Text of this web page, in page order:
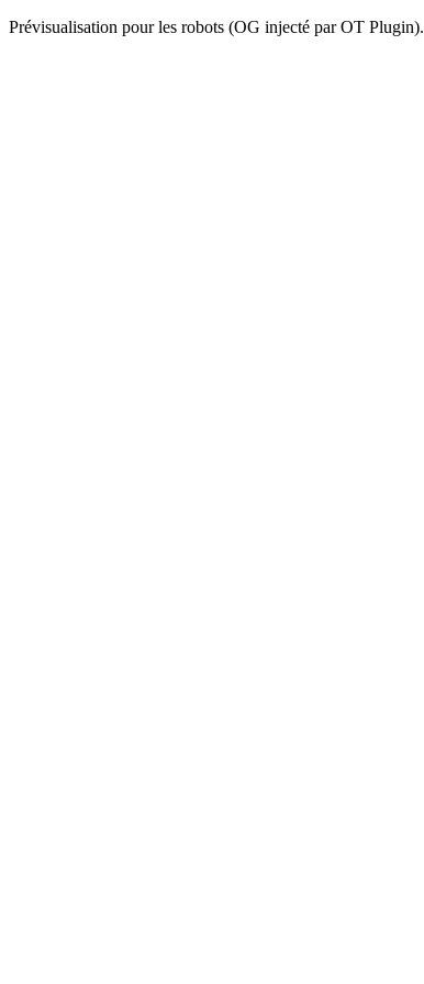
Prévisualisation pour les robots (OG injecté par OT Plugin).